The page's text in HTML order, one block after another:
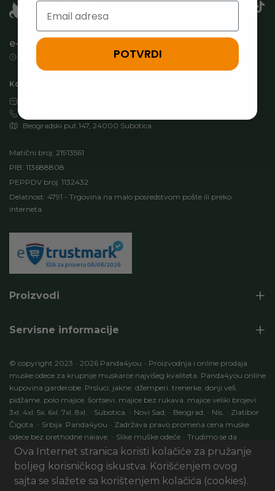
e-Shop: Panda4you D.O.O.
Radno vreme: 07:00 – 15:00h (Pon-Pet)
Kontakt podaci:
Beogradski put 147, 24000 Subotica
Matični broj: 21913561
PIB: 113688808
PEPPDV broj: 1132432
Delatnost: 4791 - Trgovina na malo posredstvom pošte ili preko
interneta.
Proizvodi
Servisne informacije
© copyright 2023 - 2026 Panda4you - Proizvodnja i online prodaja
muske odece za krupnije muskarce najvišeg kvaliteta. Panda4you online
kupovina garderobe: Prsluci, jakne, džemperi, trenerke, donji veš,
pidžame, polo majice, šortsevi, majice bez rukava, majice veliki brojevi
3xl, 4xl, 5x, 6xl, 7xl, 8xl, - Subotica, - Novi Sad, - Beograd, - Nis, - Zlatibor
Čigota, - Srbija. Panda4you - Zadržava pravo promena cena muske
odece bez prethodne najave. - Slike muške odeće - Trudimo se da
specifikacije proizvoda budu 100% tačni opisi proizvoda -Development
by:
ECOM Profit . Seo optimizacija : Marketing AI Digital
Sva prava zadržana
UI/UX & Art Direction by Sxablon Studio, Development by:eCom01
Ova Internet stranica koristi kolačiće za pružanje
boljeg korisničkog iskustva. Korišćenjem ovog
sajta se slažete sa korištenjem kolačića (cookies).
Email
POTVRDI